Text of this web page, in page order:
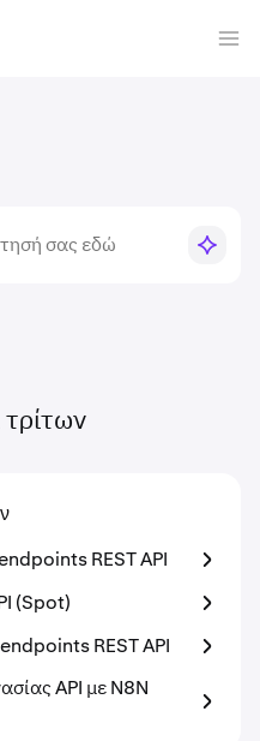
τρίτων
REST API
(Spot)
REST API
API με N8N